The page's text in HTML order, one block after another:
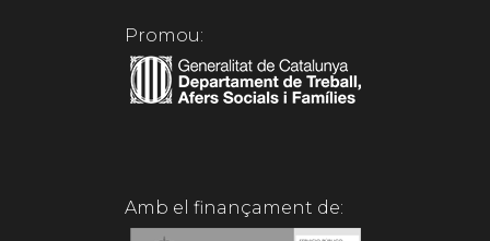
Promou:
Amb el finançament de: